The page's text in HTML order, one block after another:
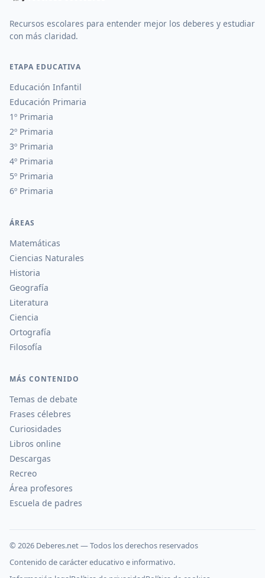
Recursos escolares para entender mejor los deberes y estudiar
con más claridad.
ETAPA EDUCATIVA
Educación Infantil
Educación Primaria
1º Primaria
2º Primaria
3º Primaria
4º Primaria
5º Primaria
6º Primaria
ÁREAS
Matemáticas
Ciencias Naturales
Historia
Geografía
Literatura
Ciencia
Ortografía
Filosofía
MÁS CONTENIDO
Temas de debate
Frases célebres
Curiosidades
Libros online
Descargas
Recreo
Área profesores
Escuela de padres
© 2026 Deberes.net — Todos los derechos reservados
Contenido de carácter educativo e informativo.